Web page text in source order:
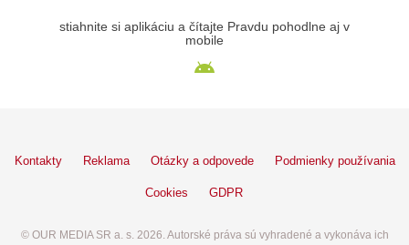
stiahnite si aplikáciu a čítajte Pravdu pohodlne aj v
mobile
Kontakty Reklama Otázky a odpovede Podmienky používania
Cookies GDPR
© OUR MEDIA SR a. s. 2026. Autorské práva sú vyhradené a vykonáva ich